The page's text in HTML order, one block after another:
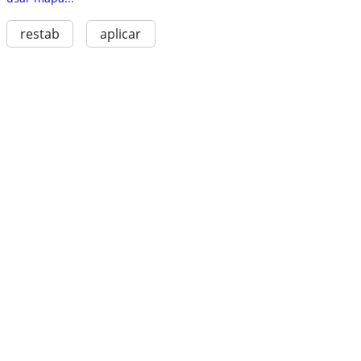
restab aplicar